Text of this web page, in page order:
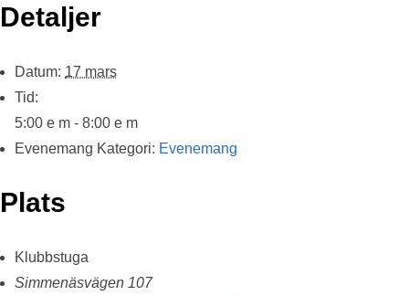
Detaljer
Datum: 17 mars
Tid:
5:00 e m - 8:00 e m
Evenemang Kategori: Evenemang
Plats
Klubbstuga
Simmenäsvägen 107